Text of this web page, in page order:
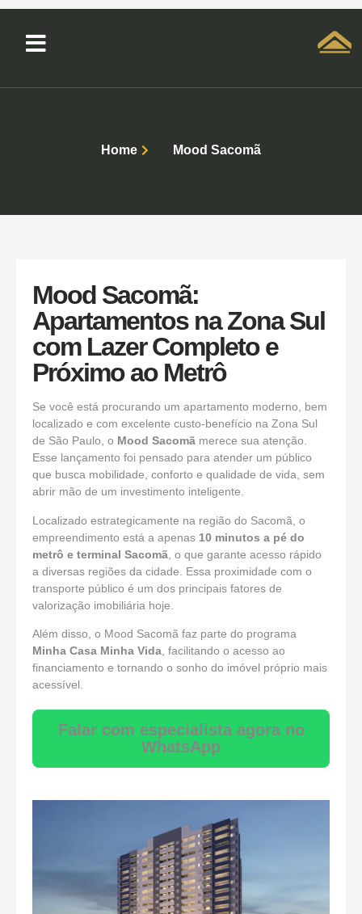
Home Mood Sacomã
Mood Sacomã:
Apartamentos na Zona Sul
com Lazer Completo e
Próximo ao Metrô
Se você está procurando um apartamento moderno, bem
localizado e com excelente custo-benefício na Zona Sul
de São Paulo, o Mood Sacomã merece sua atenção.
Esse lançamento foi pensado para atender um público
que busca mobilidade, conforto e qualidade de vida, sem
abrir mão de um investimento inteligente.
Localizado estrategicamente na região do Sacomã, o
empreendimento está a apenas 10 minutos a pé do
metrô e terminal Sacomã , o que garante acesso rápido
a diversas regiões da cidade. Essa proximidade com o
transporte público é um dos principais fatores de
valorização imobiliária hoje.
Além disso, o Mood Sacomã faz parte do programa
Minha Casa Minha Vida , facilitando o acesso ao
financiamento e tornando o sonho do imóvel próprio mais
acessível.
Falar com especialista agora no
WhatsApp